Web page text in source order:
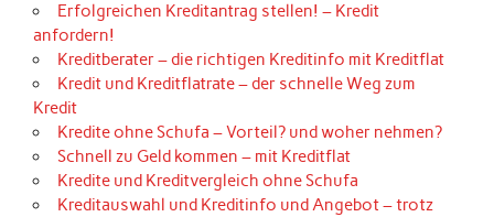
Erfolgreichen Kreditantrag stellen! – Kredit
anfordern!
Kreditberater – die richtigen Kreditinfo mit Kreditflat
Kredit und Kreditflatrate – der schnelle Weg zum
Kredit
Kredite ohne Schufa – Vorteil? und woher nehmen?
Schnell zu Geld kommen – mit Kreditflat
Kredite und Kreditvergleich ohne Schufa
Kreditauswahl und Kreditinfo und Angebot – trotz